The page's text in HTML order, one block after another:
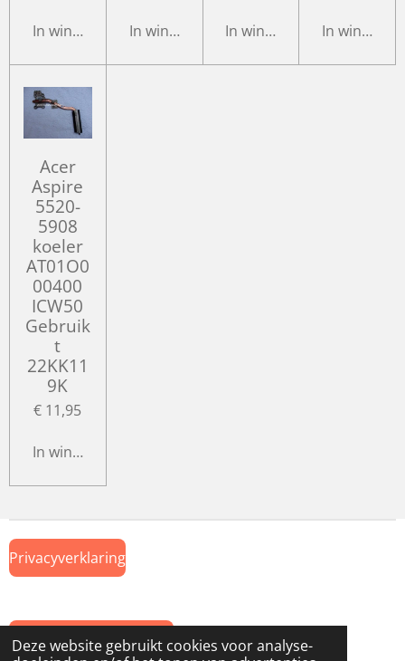
Deze website gebruikt cookies voor analyse-
In winkelwagenIn winkelwagenIn winkelwagenIn
Acer
Aspire
5520-
5908
koeler
AT01O0
00400
ICW50
Gebruik
t
22KK11
9K
€ 11,95
In winkelwagen
Privacyverklaring
Algemene Voorwaarden